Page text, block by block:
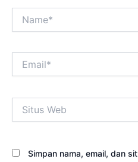
Web
Simpan nama, email, dan